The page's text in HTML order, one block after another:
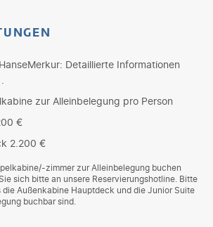
Detaillierte Informationen
zur Alleinbelegung pro Person
€
2.200 €
zimmer zur Alleinbelegung buchen
sich bitte an unsere Reservierungshotline. Bitte
die Außenkabine Hauptdeck und die Junior Suite
buchbar sind.